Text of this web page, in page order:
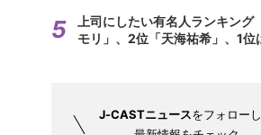
上司にしたい有名人ランキン
モリ」、2位「天海祐希」、1位
J-CASTニュースをフォロー